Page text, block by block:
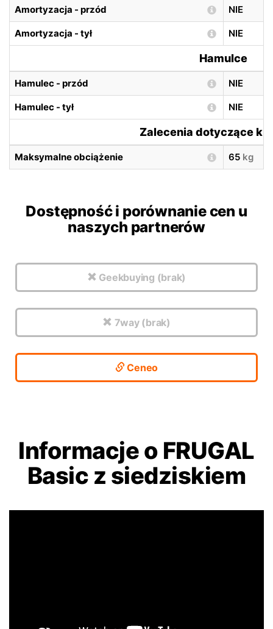
Amortyzacja - przód NIE
Amortyzacja - tył NIE
Hamulce
Hamulec - przód NIE
Hamulec - tył NIE
Zalecenia dotyczące
Maksymalne obciążenie 65 kg
Dostępność i porównanie cen u
naszych partnerów
Geekbuying (brak)
7way (brak)
Ceneo
Informacje o FRUGAL
Basic z siedziskiem